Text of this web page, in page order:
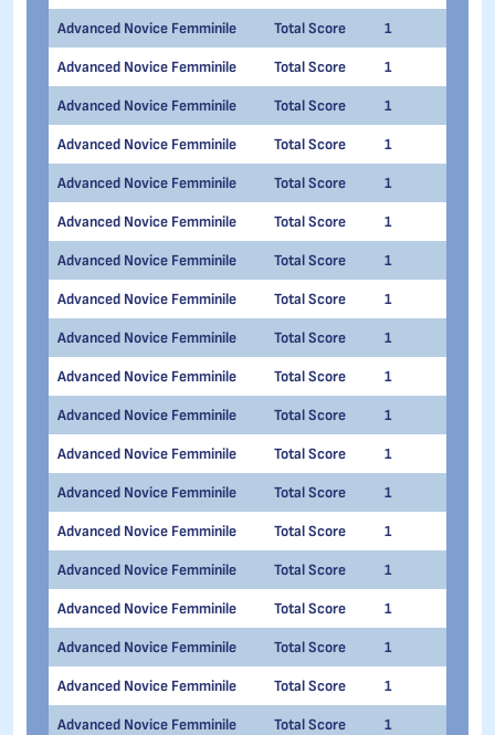
Advanced Novice Femminile Total Score 1
Advanced Novice Femminile Total Score 1
Advanced Novice Femminile Total Score 1
Advanced Novice Femminile Total Score 1
Advanced Novice Femminile Total Score 1
Advanced Novice Femminile Total Score 1
Advanced Novice Femminile Total Score 1
Advanced Novice Femminile Total Score 1
Advanced Novice Femminile Total Score 1
Advanced Novice Femminile Total Score 1
Advanced Novice Femminile Total Score 1
Advanced Novice Femminile Total Score 1
Advanced Novice Femminile Total Score 1
Advanced Novice Femminile Total Score 1
Advanced Novice Femminile Total Score 1
Advanced Novice Femminile Total Score 1
Advanced Novice Femminile Total Score 1
Advanced Novice Femminile Total Score 1
Advanced Novice Femminile Total Score 1